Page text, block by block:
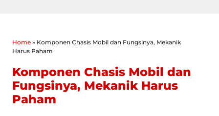
Home » Komponen Chasis Mobil dan Fungsinya, Mekanik
Harus Paham
Komponen Chasis Mobil dan
Fungsinya, Mekanik Harus
Paham